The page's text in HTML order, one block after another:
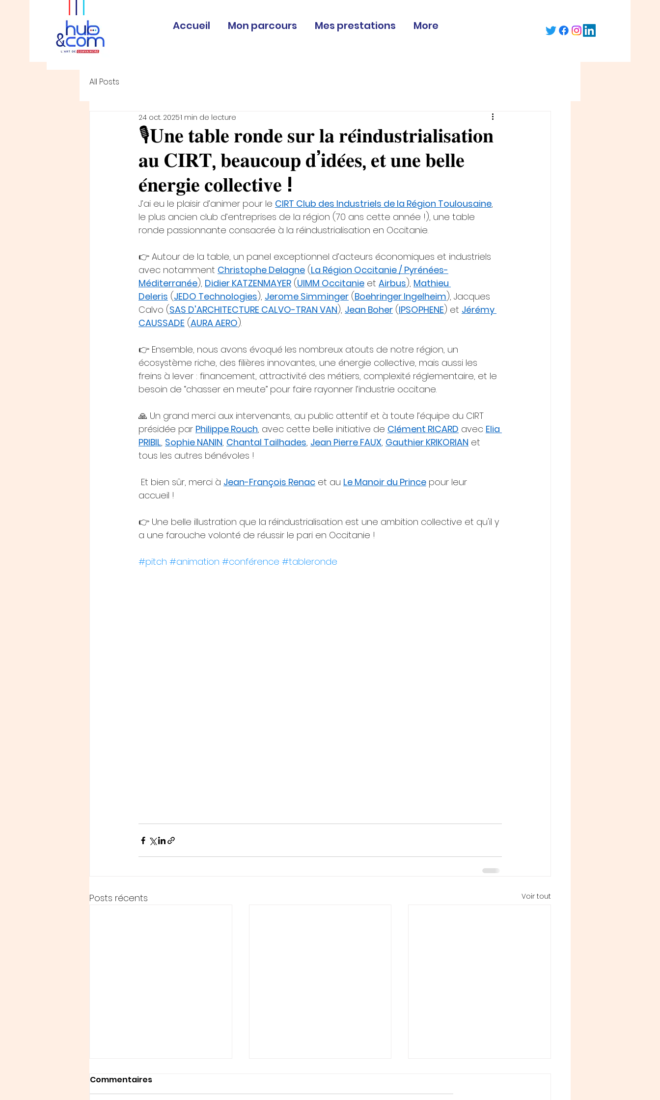
Accueil Mon parcours Mes prestations More
All Posts
🎙️𝐔𝐧𝐞 𝐭𝐚𝐛𝐥𝐞 𝐫𝐨𝐧𝐝𝐞 𝐬𝐮𝐫 𝐥𝐚 𝐫𝐞́𝐢𝐧𝐝𝐮𝐬𝐭𝐫𝐢𝐚𝐥𝐢𝐬𝐚𝐭𝐢𝐨𝐧
𝐚𝐮 𝐂𝐈𝐑𝐓, 𝐛𝐞𝐚𝐮𝐜𝐨𝐮𝐩 𝐝’𝐢𝐝𝐞́𝐞𝐬, 𝐞𝐭 𝐮𝐧𝐞 𝐛𝐞𝐥𝐥𝐞
𝐞́𝐧𝐞𝐫𝐠𝐢𝐞 𝐜𝐨𝐥𝐥𝐞𝐜𝐭𝐢𝐯𝐞 !
24 oct. 20251 min de lecture
J’ai eu le plaisir d’animer pour le CIRT Club des Industriels de la Région Toulousaine,
le plus ancien club d’entreprises de la région (70 ans cette année !), une table
ronde passionnante consacrée à la réindustrialisation en Occitanie.
👉 Autour de la table, un panel exceptionnel d’acteurs économiques et industriels
avec notamment Christophe Delagne (La Région Occitanie / Pyrénées-
Méditerranée), Didier KATZENMAYER (UIMM Occitanie et Airbus), Mathieu
Deleris (JEDO Technologies), Jerome Simminger (Boehringer Ingelheim), Jacques
Calvo (SAS D'ARCHITECTURE CALVO-TRAN VAN), Jean Boher (IPSOPHENE) et Jérémy
CAUSSADE (AURA AERO).
👉 Ensemble, nous avons évoqué les nombreux atouts de notre région, un
écosystème riche, des filières innovantes, une énergie collective, mais aussi les
freins à lever : financement, attractivité des métiers, complexité réglementaire, et le
besoin de “chasser en meute” pour faire rayonner l’industrie occitane.
🙏 Un grand merci aux intervenants, au public attentif et à toute l’équipe du CIRT
présidée par Philippe Rouch, avec cette belle initiative de Clément RICARD avec Elia
PRIBIL, Sophie NANIN, Chantal Tailhades, Jean Pierre FAUX, Gauthier KRIKORIAN et
tous les autres bénévoles !
Et bien sûr, merci à Jean-François Renac et au Le Manoir du Prince pour leur
accueil !
👉 Une belle illustration que la réindustrialisation est une ambition collective et qu'il y
a une farouche volonté de réussir le pari en Occitanie !
#pitch #animation #conférence #tableronde
Posts récents Voir tout
Commentaires